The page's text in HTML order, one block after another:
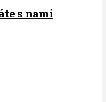
s nami